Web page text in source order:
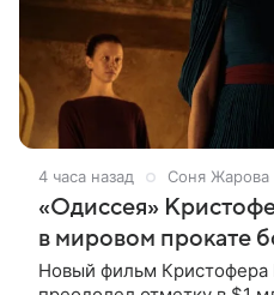
4 часа назад Соня Жарова
«Одиссея»
в мировом прокате
Новый фильм Кристофера